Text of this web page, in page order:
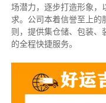
场潜力，逐步打造形象，
求。公司本着信誉至上的
则，提供集仓储、包装、
的全程快捷服务。